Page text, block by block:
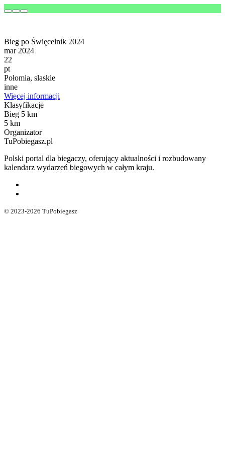
Bieg po Święcelnik 2024
mar 2024
22
pt
Połomia, slaskie
inne
Więcej informacji
Klasyfikacje
Bieg 5 km
5 km
Organizator
TuPobiegasz.pl
Polski portal dla biegaczy, oferujący aktualności i rozbudowany
kalendarz wydarzeń biegowych w całym kraju.
© 2023-2026 TuPobiegasz